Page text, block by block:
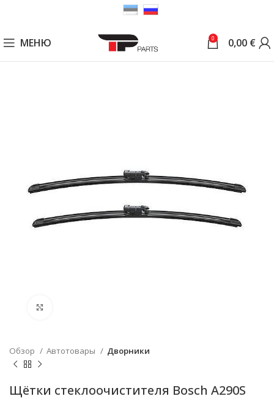
МЕНЮ 0 0,00 €
Обзор Автотовары Дворники
Щётки стеклоочистителя Bosch A290S